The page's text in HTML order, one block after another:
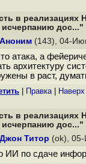
в реализациях
дос..."
Аноним (143), 04-
атака, а
архитектуру
в раст,
Правка| Наверх
в реализациях
дос..."
Джон Титор (ok),
ИИ по сдаче